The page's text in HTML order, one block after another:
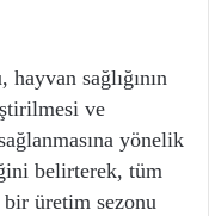
sağlığının
ve
yönelik
belirterek, tüm
üretim sezonu